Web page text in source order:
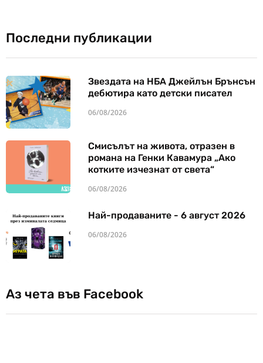
Последни публикации
Звездата на НБА Джейлън Брънсън
дебютира като детски писател
06/08/2026
Смисълът на живота, отразен в
романа на Генки Кавамура „Ако
котките изчезнат от света“
06/08/2026
Най-продаваните - 6 август 2026
06/08/2026
Аз чета във Facebook